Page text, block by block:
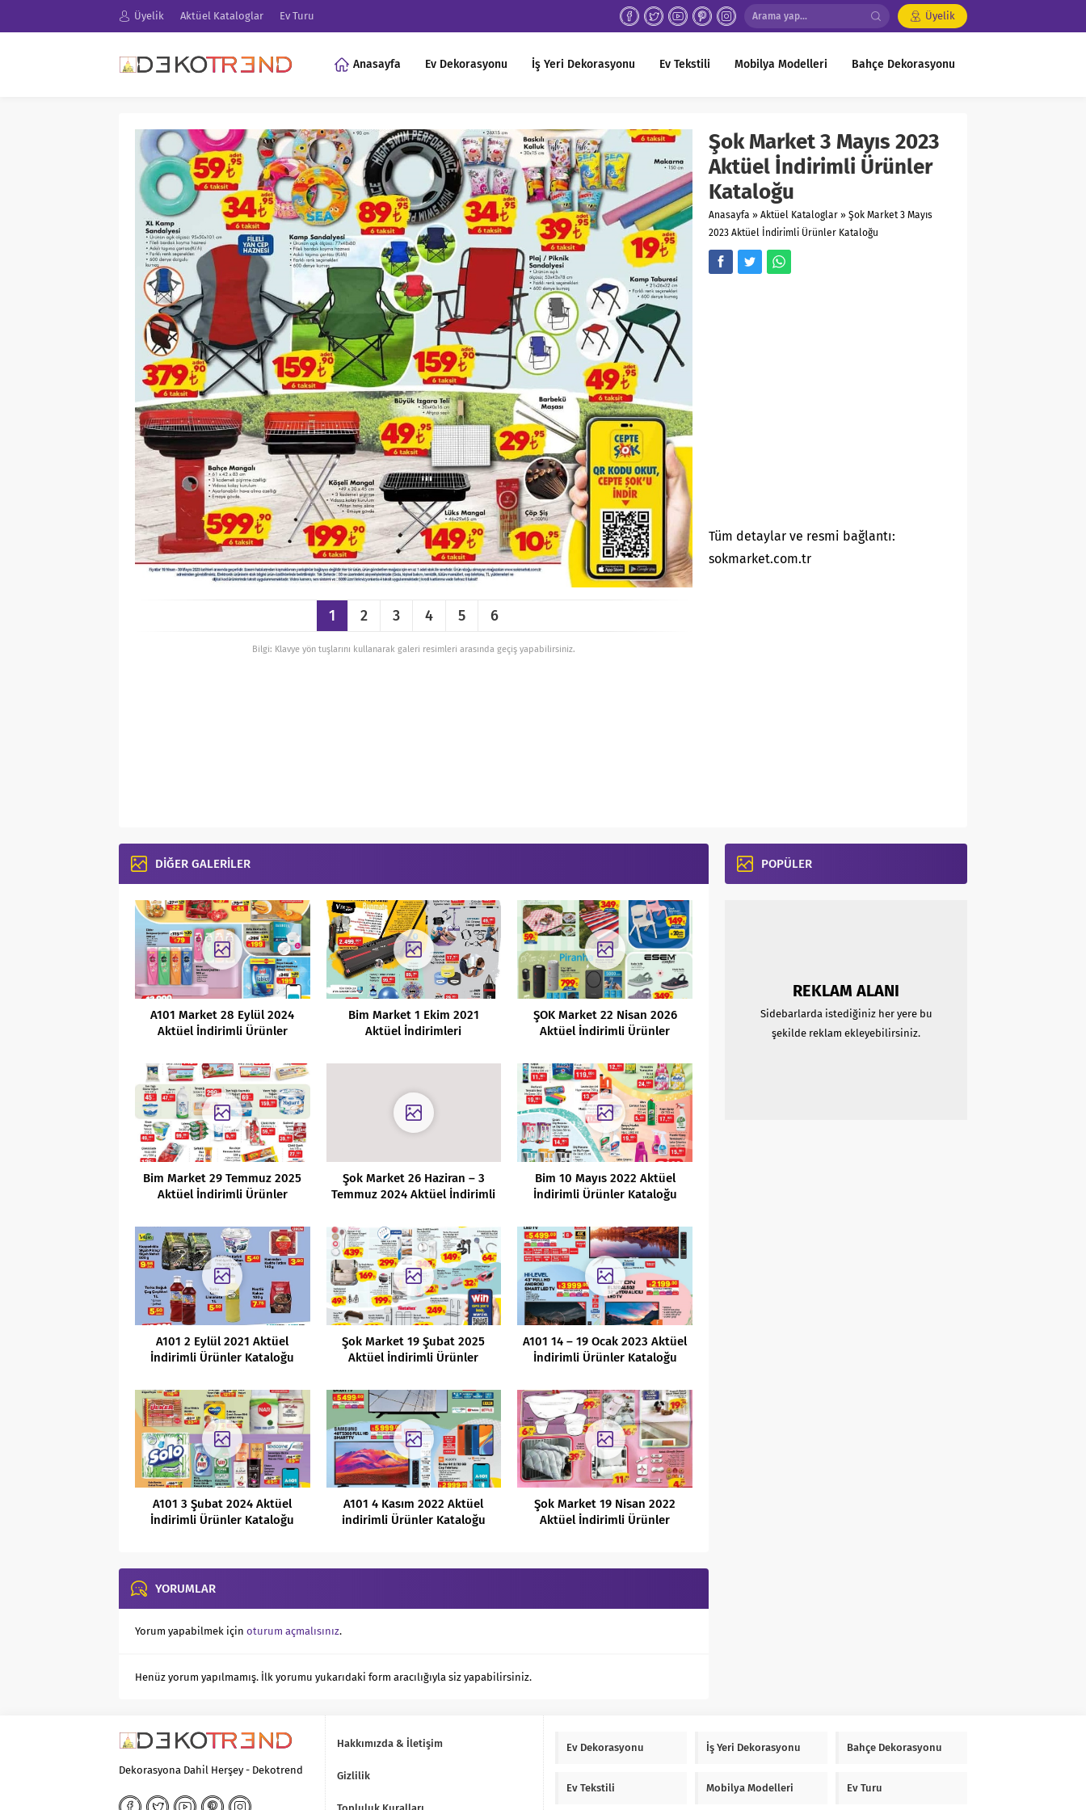
Üyelik Aktüel Kataloglar Ev Turu Üyelik
Anasayfa Ev Dekorasyonu İş Yeri Dekorasyonu Ev Tekstili Mobilya Modelleri Bahçe Dekorasyonu
1 2 3 4 5 6
Bilgi: Klavye yön tuşlarını kullanarak galeri resimleri arasında geçiş yapabilirsiniz.
Şok Market 3 Mayıs 2023
Aktüel İndirimli Ürünler
Kataloğu
Anasayfa » Aktüel Kataloglar » Şok Market 3 Mayıs
2023 Aktüel İndirimli Ürünler Kataloğu
Tüm detaylar ve resmi bağlantı:
sokmarket.com.tr
DİĞER GALERİLER
A101 Market 28 Eylül 2024
Aktüel İndirimli Ürünler
Bim Market 1 Ekim 2021
Aktüel İndirimleri
ŞOK Market 22 Nisan 2026
Aktüel İndirimli Ürünler
Bim Market 29 Temmuz 2025
Aktüel İndirimli Ürünler
Şok Market 26 Haziran – 3
Temmuz 2024 Aktüel İndirimli
Bim 10 Mayıs 2022 Aktüel
İndirimli Ürünler Kataloğu
A101 2 Eylül 2021 Aktüel
İndirimli Ürünler Kataloğu
Şok Market 19 Şubat 2025
Aktüel İndirimli Ürünler
A101 14 – 19 Ocak 2023 Aktüel
İndirimli Ürünler Kataloğu
A101 3 Şubat 2024 Aktüel
İndirimli Ürünler Kataloğu
A101 4 Kasım 2022 Aktüel
indirimli Ürünler Kataloğu
Şok Market 19 Nisan 2022
Aktüel İndirimli Ürünler
YORUMLAR
Yorum yapabilmek için oturum açmalısınız.
Henüz yorum yapılmamış. İlk yorumu yukarıdaki form aracılığıyla siz yapabilirsiniz.
POPÜLER
REKLAM ALANI
Sidebarlarda istediğiniz her yere bu
şekilde reklam ekleyebilirsiniz.
Dekorasyona Dahil Herşey - Dekotrend
Hakkımızda & İletişim
Gizlilik
Ev Dekorasyonu İş Yeri Dekorasyonu Bahçe Dekorasyonu
Ev Tekstili Mobilya Modelleri Ev Turu